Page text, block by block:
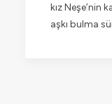
kız Neşe’nin
aşkı bulma